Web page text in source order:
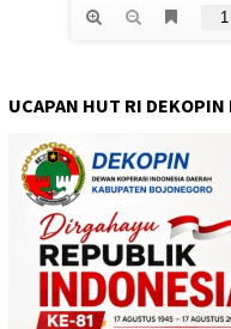
UCAPAN HUT RI